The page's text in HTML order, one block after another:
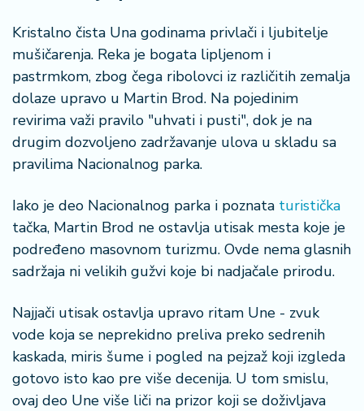
Kristalno čista Una godinama privlači i ljubitelje
mušičarenja. Reka je bogata lipljenom i
pastrmkom, zbog čega ribolovci iz različitih zemalja
dolaze upravo u Martin Brod. Na pojedinim
revirima važi pravilo "uhvati i pusti", dok je na
drugim dozvoljeno zadržavanje ulova u skladu sa
pravilima Nacionalnog parka.
Iako je deo Nacionalnog parka i poznata turistička
tačka, Martin Brod ne ostavlja utisak mesta koje je
podređeno masovnom turizmu. Ovde nema glasnih
sadržaja ni velikih gužvi koje bi nadjačale prirodu.
Najjači utisak ostavlja upravo ritam Une - zvuk
vode koja se neprekidno preliva preko sedrenih
kaskada, miris šume i pogled na pejzaž koji izgleda
gotovo isto kao pre više decenija. U tom smislu,
ovaj deo Une više liči na prizor koji se doživljava